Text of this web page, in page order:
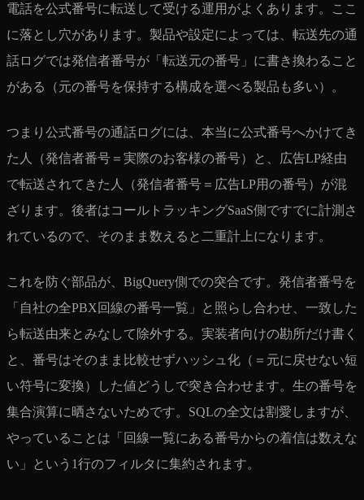
電話を公式番号に転送して受ける運用がよくあります。ここ
に落とし穴があります。製品や設定によっては、転送先の通
話ログでは発信者番号が「転送元の番号」に書き換わること
がある（元の番号を保持する構成を選べる製品も多い）。
つまり公式番号の通話ログには、本当に公式番号へかけてき
た人（発信者番号＝実際のお客様の番号）と、広告LP経由
で転送されてきた人（発信者番号＝広告LP用の番号）が混
ざります。後者はコールトラッキングSaaS側ですでに計測さ
れているので、そのまま数えると二重計上になります。
これを防ぐ部品が、BigQuery側での突合です。発信者番号を
「自社の全PBX回線の番号一覧」と照らし合わせ、一致した
ら転送由来とみなして除外する。実装者向けの勘所だけ書く
と、番号はそのまま比較せずハッシュ化（＝元に戻せない短
い符号に変換）した値どうしで突き合わせます。生の番号を
集合演算に晒さないためです。SQLの全文は割愛しますが、
やっていることは「回線一覧にある番号からの着信は数えな
い」という1行のフィルタに集約されます。